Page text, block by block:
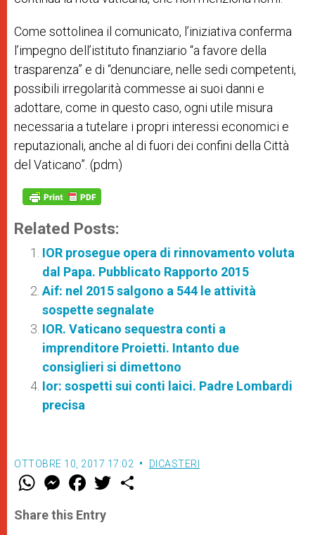
Come sottolinea il comunicato, l’iniziativa conferma
l’impegno dell’istituto finanziario “a favore della
trasparenza” e di “denunciare, nelle sedi competenti,
possibili irregolarità commesse ai suoi danni e
adottare, come in questo caso, ogni utile misura
necessaria a tutelare i propri interessi economici e
reputazionali, anche al di fuori dei confini della Città
del Vaticano”. (pdm)
Related Posts:
IOR prosegue opera di rinnovamento voluta
dal Papa. Pubblicato Rapporto 2015
Aif: nel 2015 salgono a 544 le attività
sospette segnalate
IOR. Vaticano sequestra conti a
imprenditore Proietti. Intanto due
consiglieri si dimettono
Ior: sospetti sui conti laici. Padre Lombardi
precisa
OTTOBRE 10, 2017 17:02 DICASTERI
W
t
s
M
e
s
e
F
a
e
b
w
Share this Entry